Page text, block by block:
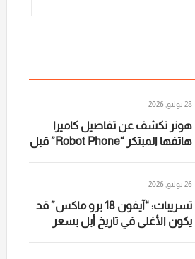
28 يوليو, 2026
هونر تكشف عن تفاصيل كاميرا
هاتفها المبتكر “Robot Phone” قبل
26 يوليو, 2026
تسريبات: “آيفون 18 برو ماكس” قد
يكون الأغلى في تاريخ أبل بسعر